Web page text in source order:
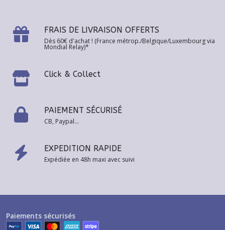
FRAIS DE LIVRAISON OFFERTS
Dès 60€ d'achat ! (France métrop./Belgique/Luxembourg via
Mondial Relay)*
Click & Collect
PAIEMENT SÉCURISÉ
CB, Paypal...
EXPEDITION RAPIDE
Expédiée en 48h maxi avec suivi
Paiements sécurisés